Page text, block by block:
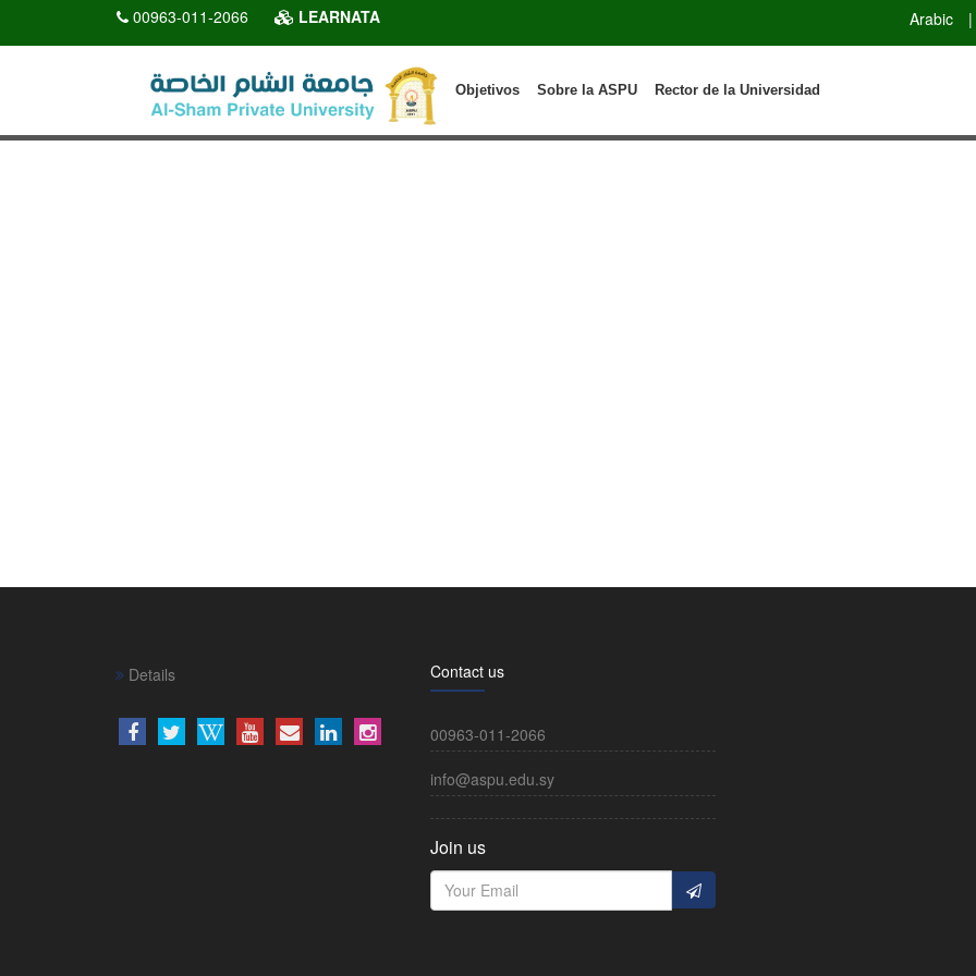
00963-011-2066 LEARNATA Arabic |
Rector de la Universidad
Sobre la ASPU
Objetivos
Details Contact us
00963-011-2066
info@aspu.edu.sy
Join us